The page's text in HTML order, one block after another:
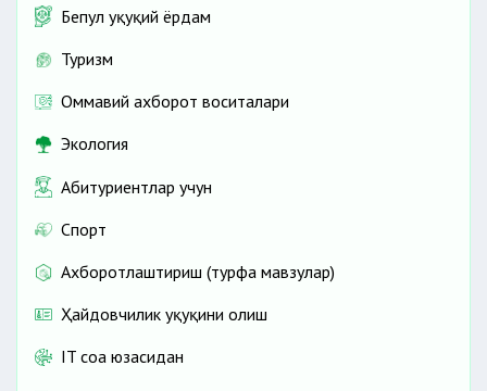
Бепул ҳуқуқий ёрдам
Туризм
Оммавий ахборот воситалари
Экология
Абитуриентлар учун
Спорт
Ахборотлаштириш (турфа мавзулар)
Ҳайдовчилик ҳуқуқини олиш
IT соҳа юзасидан